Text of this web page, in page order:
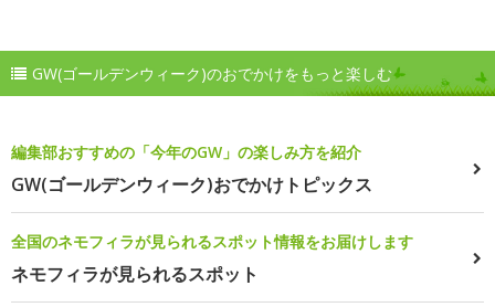
GW(ゴールデンウィーク)のおでかけをもっと楽しむ
編集部おすすめの「今年のGW」の楽しみ方を紹介
GW(ゴールデンウィーク)おでかけトピックス
全国のネモフィラが見られるスポット情報をお届けします
ネモフィラが見られるスポット